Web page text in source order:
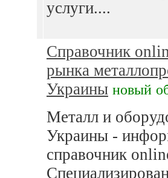
услуги....
Справочник
рынка
Украины новый
Металл и
Украины -
справочник